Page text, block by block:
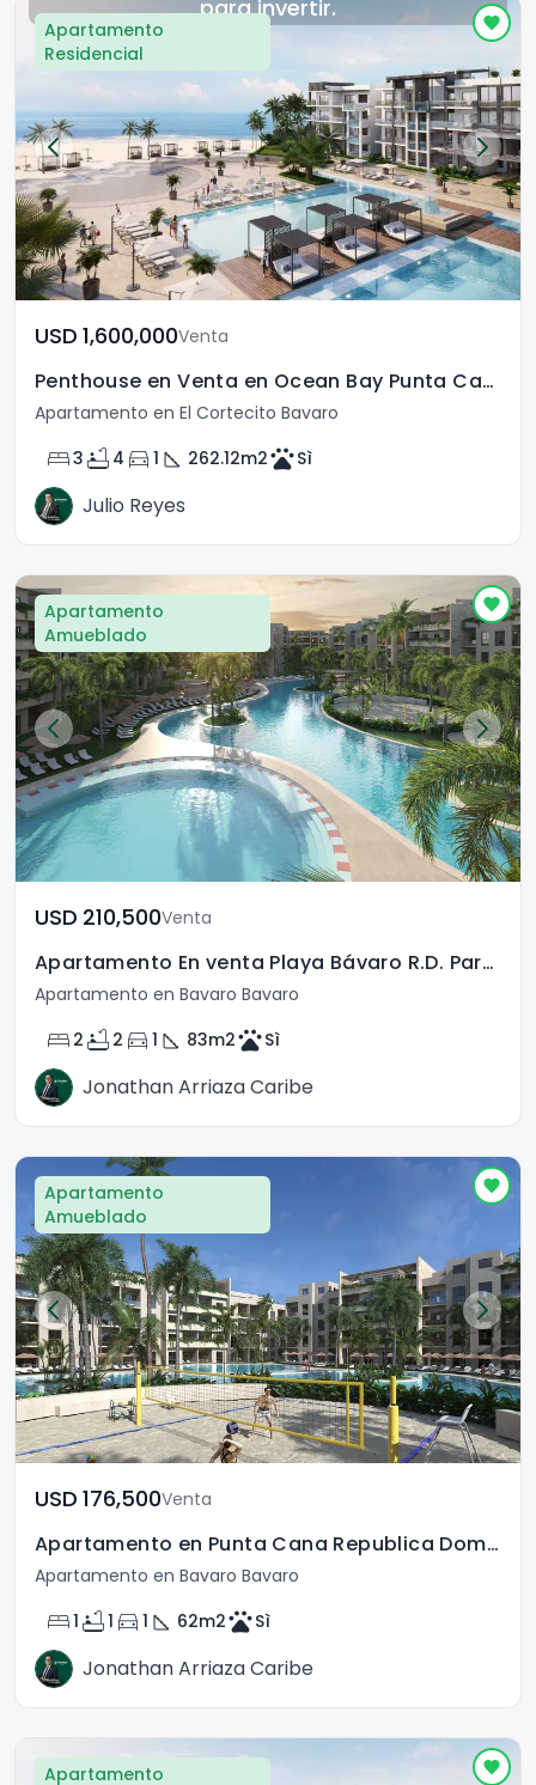
para invertir.
Apartamento
Residencial
USD	1,600,000Venta
Penthouse en Venta en Ocean Bay Punta Cana
Apartamento en El Cortecito Bavaro
bed3 bathtub 4 directions_car 1 square_foot 262.12m2petsSì
Julio Reyes
Apartamento
Amueblado
USD	210,500Venta
Apartamento En venta Playa Bávaro R.D. Para Inversion
Apartamento en Bavaro Bavaro
bed 2 bathtub 2 directions_car 1 square_foot 83m2petsSì
Jonathan Arriaza Caribe
Apartamento
Amueblado
USD	176,500Venta
Apartamento en Punta Cana Republica Dominicana
Apartamento en Bavaro Bavaro
bed1 bathtub1 directions_car 1 square_foot 62m2petsSì
Jonathan Arriaza Caribe
Apartamento